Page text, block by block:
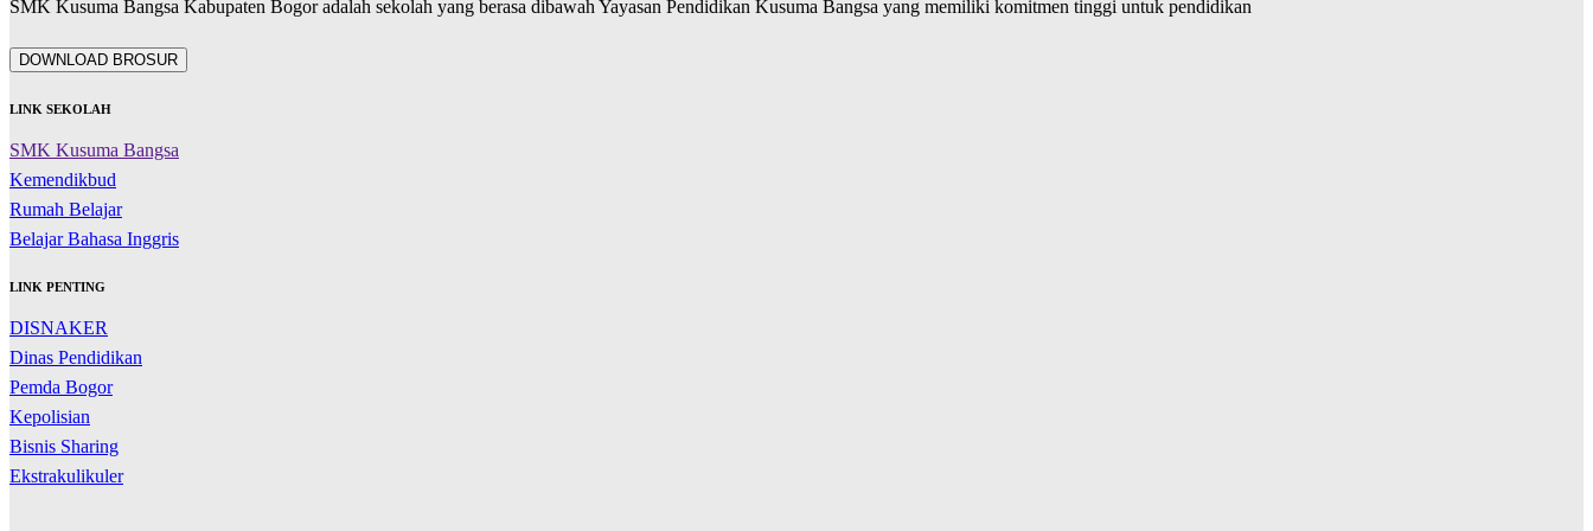
SMK Kusuma Bangsa Kabupaten Bogor adalah sekolah yang berasa dibawah Yayasan Pendidikan Kusuma Bangsa yang memiliki komitmen tinggi untuk pendidikan
DOWNLOAD BROSUR
LINK SEKOLAH
SMK Kusuma Bangsa
Kemendikbud
Rumah Belajar
Belajar Bahasa Inggris
LINK PENTING
DISNAKER
Dinas Pendidikan
Pemda Bogor
Kepolisian
Bisnis Sharing
Ekstrakulikuler